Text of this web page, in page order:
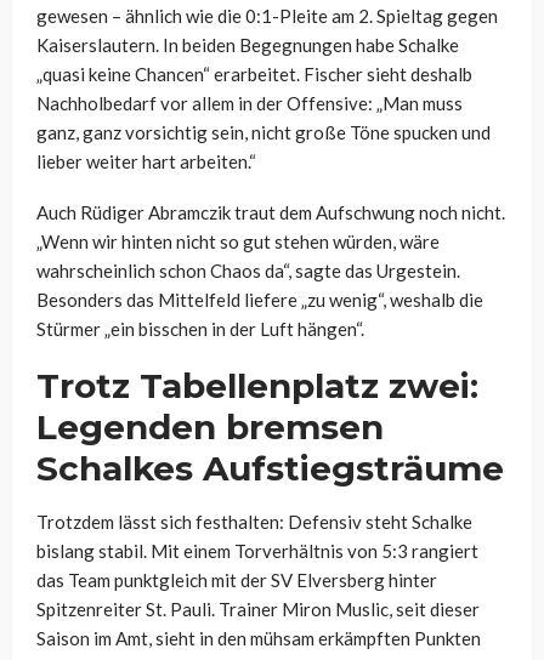
gewesen – ähnlich wie die 0:1-Pleite am 2. Spieltag gegen
Kaiserslautern. In beiden Begegnungen habe Schalke
„quasi keine Chancen“ erarbeitet. Fischer sieht deshalb
Nachholbedarf vor allem in der Offensive: „Man muss
ganz, ganz vorsichtig sein, nicht große Töne spucken und
lieber weiter hart arbeiten.“
Auch Rüdiger Abramczik traut dem Aufschwung noch nicht.
„Wenn wir hinten nicht so gut stehen würden, wäre
wahrscheinlich schon Chaos da“, sagte das Urgestein.
Besonders das Mittelfeld liefere „zu wenig“, weshalb die
Stürmer „ein bisschen in der Luft hängen“.
Trotz Tabellenplatz zwei:
Legenden bremsen
Schalkes Aufstiegsträume
Trotzdem lässt sich festhalten: Defensiv steht Schalke
bislang stabil. Mit einem Torverhältnis von 5:3 rangiert
das Team punktgleich mit der SV Elversberg hinter
Spitzenreiter St. Pauli. Trainer Miron Muslic, seit dieser
Saison im Amt, sieht in den mühsam erkämpften Punkten